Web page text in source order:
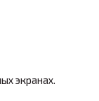
экранах.